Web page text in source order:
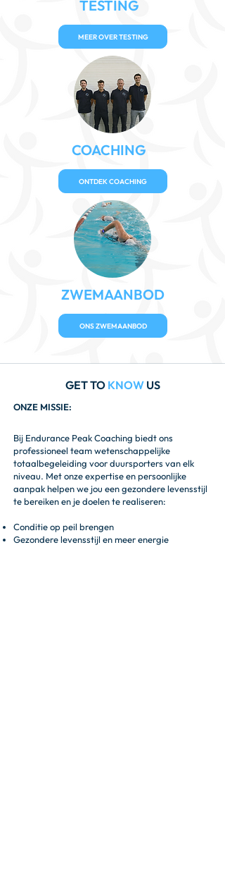
TESTING
MEER OVER TESTING
COACHING
ONTDEK COACHING
ZWEMAANBOD
ONS ZWEMAANBOD
GET TO KNOWUS
ONZE MISSIE:
Bij Endurance Peak Coaching biedt ons
professioneel team wetenschappelijke
totaalbegeleiding voor duursporters van elk
niveau. Met onze expertise en persoonlijke
aanpak helpen we jou een gezondere levensstijl
te bereiken en je doelen te realiseren:​
Conditie op peil brengen
Gezondere levensstijl en meer energie